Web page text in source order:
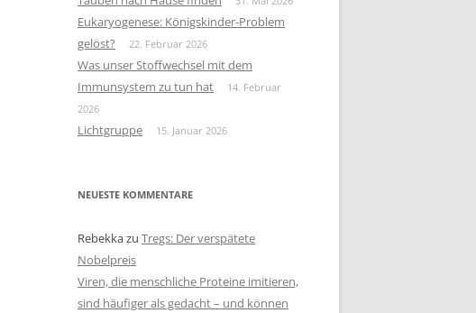
Eukaryogenese: Königskinder-Problem
gelöst?
22. Februar 2026
Was unser Stoffwechsel mit dem
Immunsystem zu tun hat
14. Februar
2026
Lichtgruppe 15. Januar 2026
NEUESTE KOMMENTARE
Rebekkazu Tregs: Der verspätete
Nobelpreis
Viren, die menschliche Proteine imitieren,
sind häufiger als gedacht – und können